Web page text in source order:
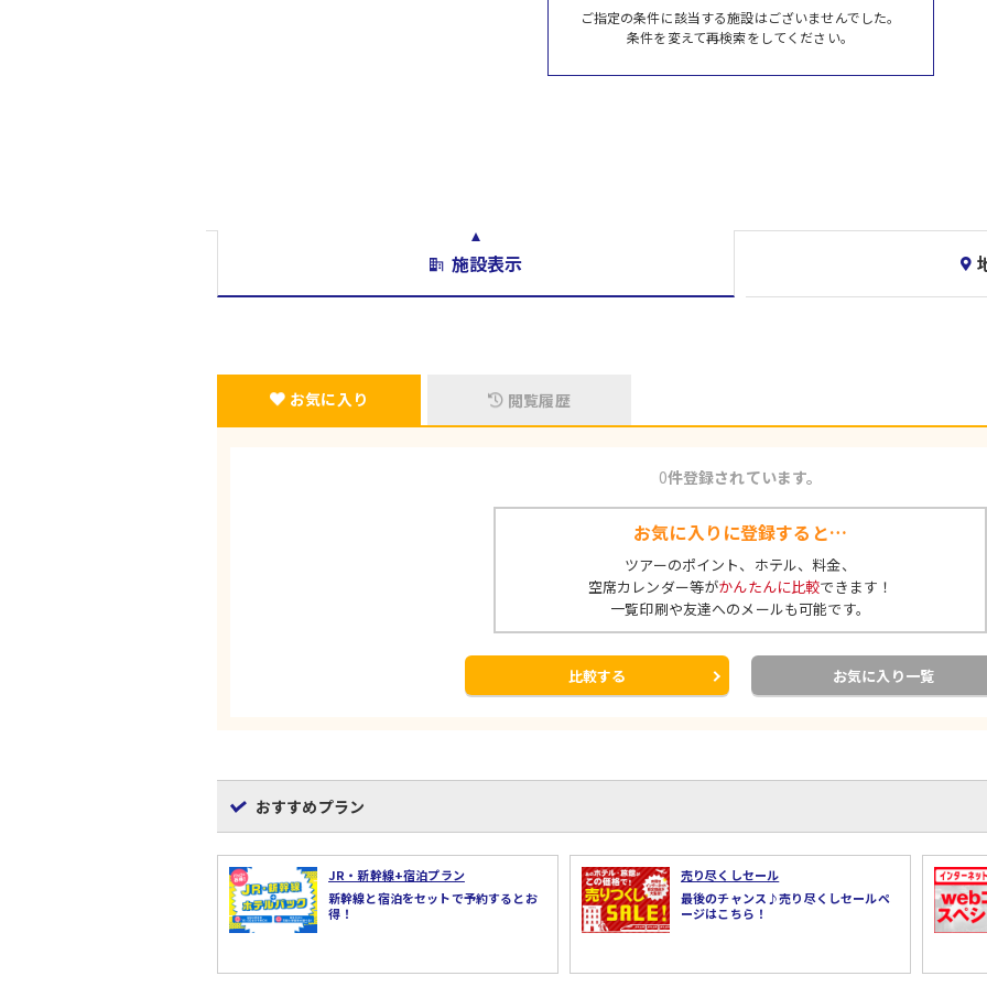
ご指定の条件に該当する施設はございませんでした。
条件を変えて再検索をしてください。
施設表示
お気に入り 閲覧履歴
0件登録されています。
お気に入りに登録すると…
ツアーのポイント、ホテル、料金、
空席カレンダー等がかんたんに比較できます！
一覧印刷や友達へのメールも可能です。
比較する お気に入り一覧
おすすめプラン
JR・新幹線+宿泊プラン
新幹線と宿泊をセットで予約するとお
得！
売り尽くしセール
最後のチャンス♪売り尽くしセールペ
ージはこちら！